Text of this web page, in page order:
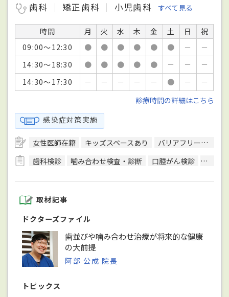
歯科
矯正歯科 小児歯科 すべて見る
時間 月 火 水 木 金 土 日
祝
09:00～12:30
● ● ● ● ● ● －
－
14:30～18:30
● ● ● ● ● － －
－
14:30～17:30
－ － － － － ● －
－
診療時間の詳細はこちら
感染症対策実施
女性医師在籍 キッズスペースあり バリアフリー対応
歯科検診
噛み合わせ検査・診断 口腔がん検診 CT検査
取材記事
ドクターズファイル
歯並びや噛み合わせ治療が将来的な健康
の大前提
阿部 公成 院長
トピックス